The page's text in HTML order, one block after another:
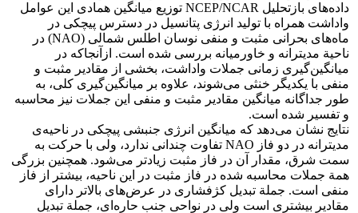
داده‌های بازتحلیل NCEP/NCAR توزیع میانگین همادی این عوامل
واداشت همراه با تولید انرژی پتانسیل در دسترس پیچکی در
ماه‌های بحرانی مثبت و منفی نوسان اطلس شمالی (NAO) در
ناحیة مدیترانه و خاورمیانه بررسی شده ‌است. ازآنجاکه در
میانگین‌گیری زمانی جملات واداشت، بخشی از مقادیر مثبت و
منفی با یکدیگر خنثی می‌شوند، علاوه بر میانگین‌گیری کلی، به
طور جداگانه میانگین مقادیر مثبت و منفی این جملات نیز محاسبه
و تفسیر شده است.
نتایج نشان می‌دهد که میانگین انرژی جنبشی پیچکی در ناحیه‌ی
مدیترانه در دو فاز NAO تفاوت چندانی ندارد، ولی با حرکت به
سمت شرق، مقدار آن در فاز مثبت زیادتر می‌شود. همچنین بزرگی
همة جملات محاسبه شده در فاز مثبت در این ناحیه، بیشتر از فاز
منفی است. جملة تبدیل کژفشاری در عرض‌های بالاتر دارای
مقادیر بیشتری است ولی در نواحی جنب حاره‌ای، جملة تبدیل